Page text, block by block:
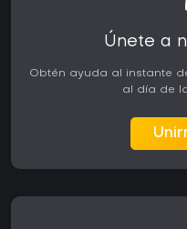
Únete a
Obtén ayuda al instante
al día de